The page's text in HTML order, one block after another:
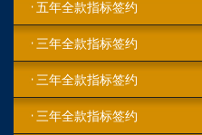
五年全款指标签约
三年全款指标签约
三年全款指标签约
三年全款指标签约